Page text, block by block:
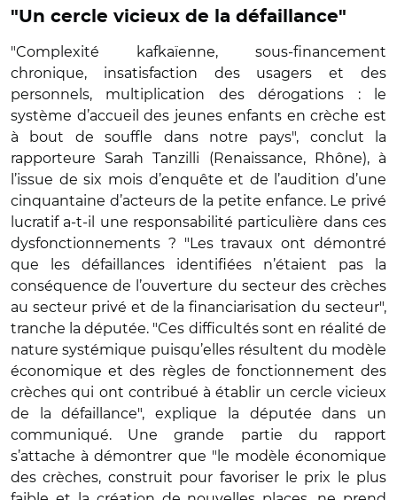
"Un cercle vicieux de la défaillance"
"Complexité kafkaïenne, sous-financement
chronique, insatisfaction des usagers et des
personnels, multiplication des dérogations : le
système d’accueil des jeunes enfants en crèche est
à bout de souffle dans notre pays", conclut la
rapporteure Sarah Tanzilli (Renaissance, Rhône), à
l’issue de six mois d’enquête et de l’audition d’une
cinquantaine d’acteurs de la petite enfance. Le privé
lucratif a-t-il une responsabilité particulière dans ces
dysfonctionnements ? "Les travaux ont démontré
que les défaillances identifiées n’étaient pas la
conséquence de l’ouverture du secteur des crèches
au secteur privé et de la financiarisation du secteur",
tranche la députée. "Ces difficultés sont en réalité de
nature systémique puisqu’elles résultent du modèle
économique et des règles de fonctionnement des
crèches qui ont contribué à établir un cercle vicieux
de la défaillance", explique la députée dans un
communiqué. Une grande partie du rapport
s’attache à démontrer que "le modèle économique
des crèches, construit pour favoriser le prix le plus